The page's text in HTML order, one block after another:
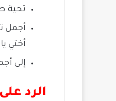
تحية
أجمل
أختي
إلى
الرد